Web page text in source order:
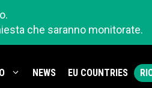
che saranno monitorate.
NEWS EU COUNTRIES